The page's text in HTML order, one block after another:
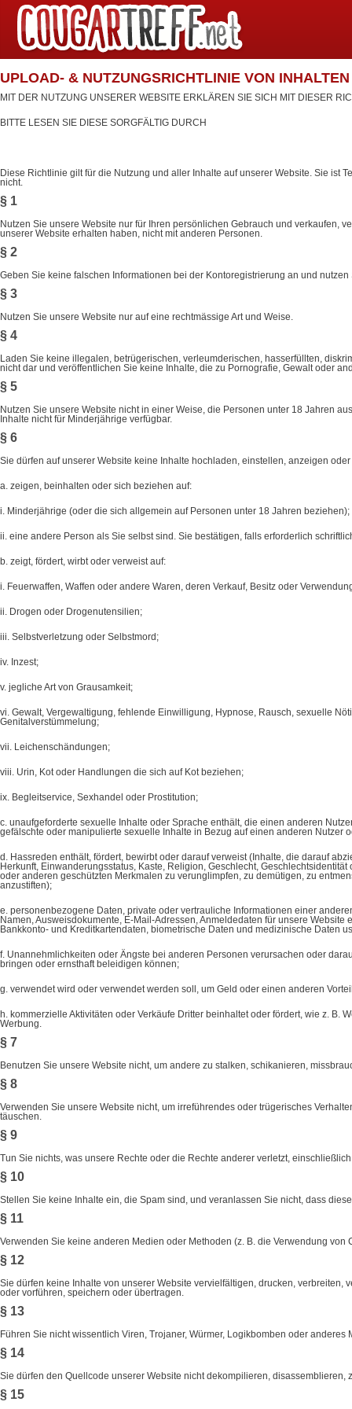
UPLOAD- & NUTZUNGSRICHTLINIE VON
MIT DER NUTZUNG UNSERER WEBSITE ERKLÄREN SIE SICH MIT DIESER
BITTE LESEN SIE DIESE SORGFÄLTIG DURCH
Diese Richtlinie gilt für die Nutzung und aller Inhalte auf unserer Website. Sie ist
nicht.
§ 1
Nutzen Sie unsere Website nur für Ihren persönlichen Gebrauch und verkaufen,
unserer Website erhalten haben, nicht mit anderen Personen.
§ 2
Geben Sie keine falschen Informationen bei der Kontoregistrierung an und
§ 3
Nutzen Sie unsere Website nur auf eine rechtmässige Art und Weise.
§ 4
Laden Sie keine illegalen, betrügerischen, verleumderischen, hasserfüllten,
nicht dar und veröffentlichen Sie keine Inhalte, die zu Pornografie, Gewalt oder
§ 5
Nutzen Sie unsere Website nicht in einer Weise, die Personen unter 18 Jahren
Inhalte nicht für Minderjährige verfügbar.
§ 6
Sie dürfen auf unserer Website keine Inhalte hochladen, einstellen, anzeigen
a. zeigen, beinhalten oder sich beziehen auf:
i. Minderjährige (oder die sich allgemein auf Personen unter 18 Jahren beziehen);
ii. eine andere Person als Sie selbst sind. Sie bestätigen, falls erforderlich
b. zeigt, fördert, wirbt oder verweist auf:
i. Feuerwaffen, Waffen oder andere Waren, deren Verkauf, Besitz oder
ii. Drogen oder Drogenutensilien;
iii. Selbstverletzung oder Selbstmord;
iv. Inzest;
v. jegliche Art von Grausamkeit;
vi. Gewalt, Vergewaltigung, fehlende Einwilligung, Hypnose, Rausch, sexuelle
Genitalverstümmelung;
vii. Leichenschändungen;
viii. Urin, Kot oder Handlungen die sich auf Kot beziehen;
ix. Begleitservice, Sexhandel oder Prostitution;
c. unaufgeforderte sexuelle Inhalte oder Sprache enthält, die einen anderen
gefälschte oder manipulierte sexuelle Inhalte in Bezug auf einen anderen Nutzer
d. Hassreden enthält, fördert, bewirbt oder darauf verweist (Inhalte, die darauf
Herkunft, Einwanderungsstatus, Kaste, Religion, Geschlecht,
oder anderen geschützten Merkmalen zu verunglimpfen, zu demütigen, zu
anzustiften);
e. personenbezogene Daten, private oder vertrauliche Informationen einer
Namen, Ausweisdokumente, E-Mail-Adressen, Anmeldedaten für unsere
Bankkonto- und Kreditkartendaten, biometrische Daten und medizinische Daten
f. Unannehmlichkeiten oder Ängste bei anderen Personen verursachen oder
bringen oder ernsthaft beleidigen können;
g. verwendet wird oder verwendet werden soll, um Geld oder einen anderen
h. kommerzielle Aktivitäten oder Verkäufe Dritter beinhaltet oder fördert, wie z.
Werbung.
§ 7
Benutzen Sie unsere Website nicht, um andere zu stalken, schikanieren,
§ 8
Verwenden Sie unsere Website nicht, um irreführendes oder trügerisches
täuschen.
§ 9
Tun Sie nichts, was unsere Rechte oder die Rechte anderer verletzt,
§ 10
Stellen Sie keine Inhalte ein, die Spam sind, und veranlassen Sie nicht, dass
§ 11
Verwenden Sie keine anderen Medien oder Methoden (z. B. die Verwendung
§ 12
Sie dürfen keine Inhalte von unserer Website vervielfältigen, drucken,
oder vorführen, speichern oder übertragen.
§ 13
Führen Sie nicht wissentlich Viren, Trojaner, Würmer, Logikbomben oder
§ 14
Sie dürfen den Quellcode unserer Website nicht dekompilieren,
§ 15